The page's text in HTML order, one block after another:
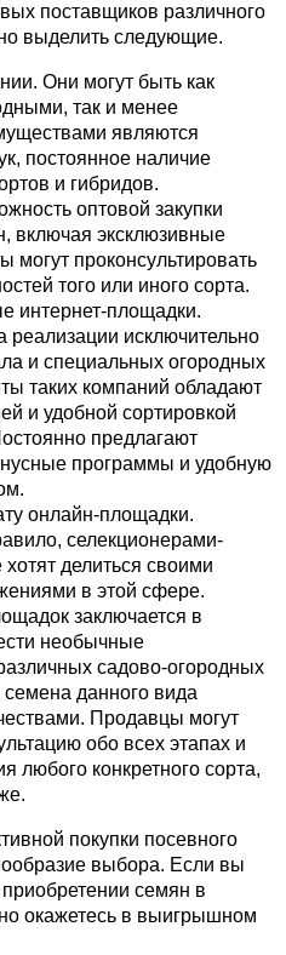
поставщиков различного
выделить следующие.
Они могут быть как
так и менее
являются
постоянное наличие
и гибридов.
оптовой закупки
включая эксклюзивные
могут проконсультировать
того или иного сорта.
интернет-площадки.
реализации исключительно
и специальных огородных
таких компаний обладают
и удобной сортировкой
предлагают
программы и удобную
онлайн-площадки.
селекционерами-
делиться своими
в этой сфере.
заключается в
необычные
садово-огородных
семена данного вида
Продавцы могут
обо всех этапах и
любого конкретного сорта,
покупки посевного
выбора. Если вы
семян в
окажетесь в выигрышном